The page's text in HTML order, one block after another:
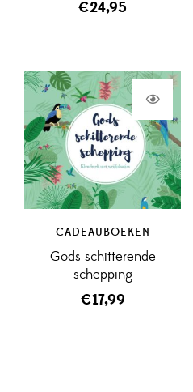
€24,95
CADEAUBOEKEN
Gods schitterende
schepping
€17,99